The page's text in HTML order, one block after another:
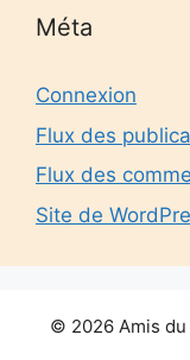
Méta
Connexion
Flux des
Flux des
Site de
© 2026 Amis